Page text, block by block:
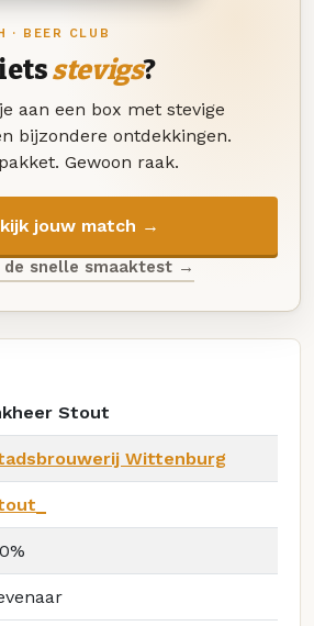
· BEER CLUB
stevigs?
aan een box met stevige
bijzondere ontdekkingen.
Gewoon raak.
jouw match →
de snelle smaaktest →
Stout
Wittenburg